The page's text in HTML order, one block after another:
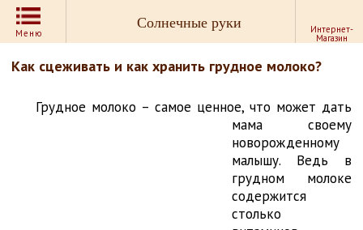
Меню
Солнечные руки Интернет-
Магазин
Как сцеживать и как хранить грудное молоко?
Грудное молоко – самое ценное, что может дать
мама своему
новорожденному
малышу. Ведь в
грудном молоке
содержится
столько